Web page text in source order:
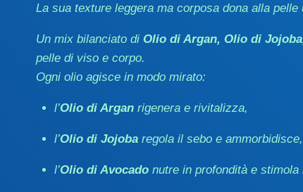
La sua texture leggera ma corposa dona alla
Un mix bilanciato di Olio di Argan, Olio di
pelle di viso e corpo.
Ogni olio agisce in modo mirato:
l’Olio di Arganrigenera e rivitalizza,
l’Olio di Jojobaregola il sebo e ammorbidisce,
l’Olio di Avocadonutre in profondità e stimola